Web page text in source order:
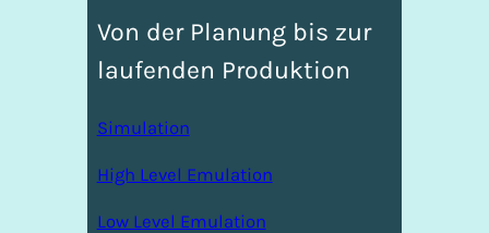
Von der Planung bis zur
laufenden Produktion
Simulation
High Level Emulation
Low Level Emulation